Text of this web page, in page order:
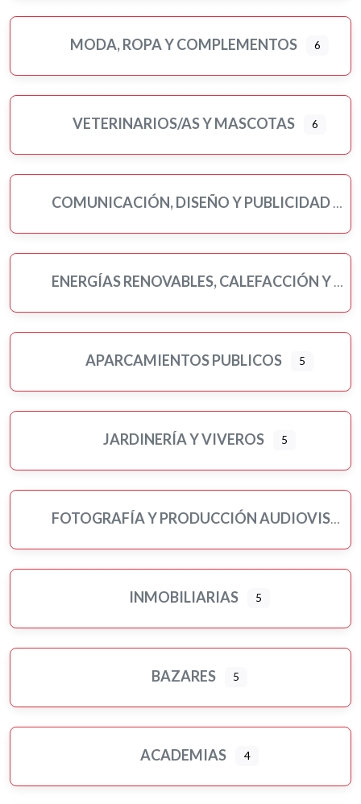
MODA, ROPA Y COMPLEMENTOS 6
VETERINARIOS/AS Y MASCOTAS 6
COMUNICACIÓN, DISEÑO Y PUBLICIDAD
ENERGÍAS RENOVABLES, CALEFACCIÓN Y FONTANERÍA
APARCAMIENTOS PUBLICOS 5
JARDINERÍA Y VIVEROS 5
FOTOGRAFÍA Y PRODUCCIÓN AUDIOVISUAL
INMOBILIARIAS 5
BAZARES 5
ACADEMIAS 4